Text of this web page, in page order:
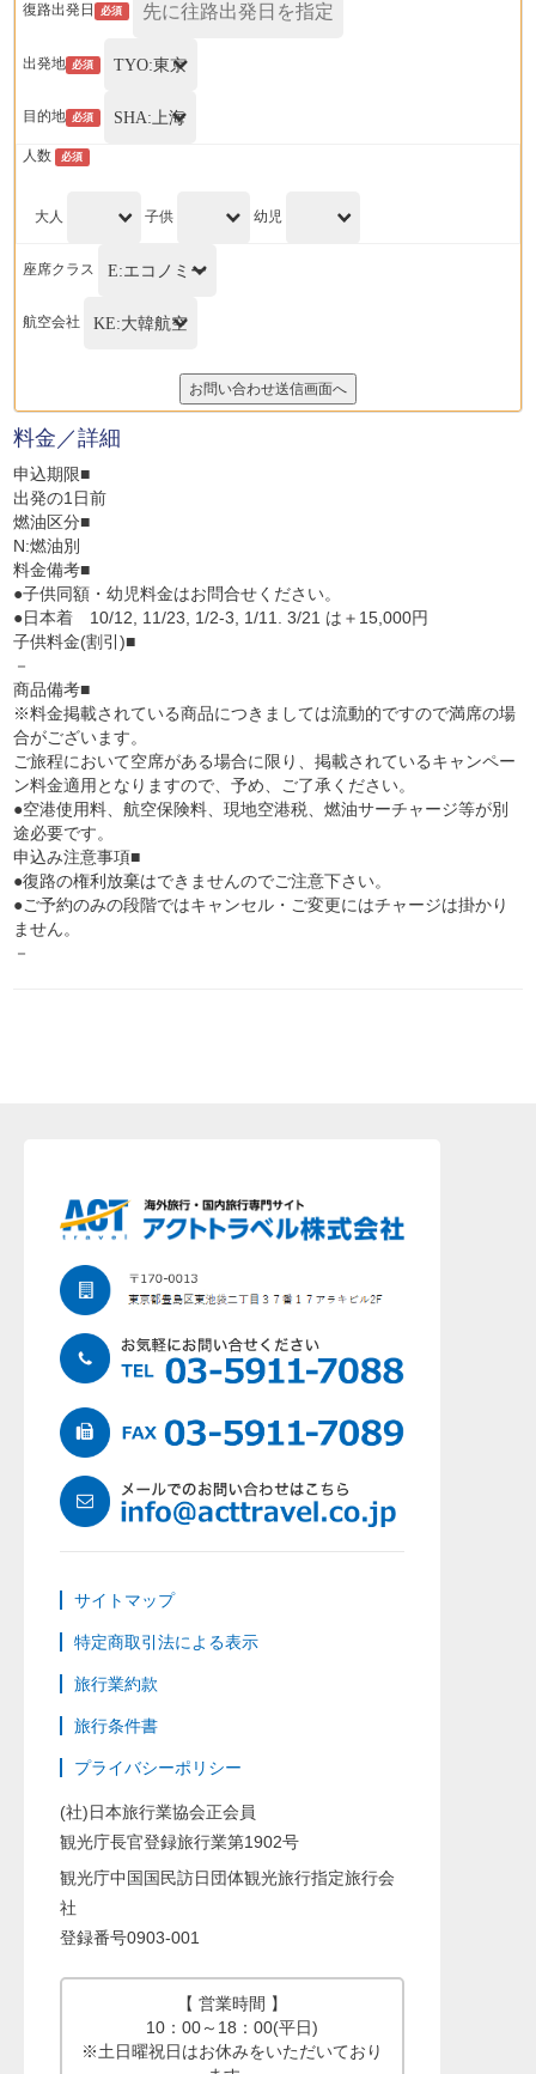
復路出発日 必須
出発地 必須
目的地 必須
人数 必須
大人 子供 幼児
座席クラス
航空会社
料金／詳細
申込期限■
出発の1日前
燃油区分■
N:燃油別
料金備考■
●子供同額・幼児料金はお問合せください。
●日本着 10/12, 11/23, 1/2-3, 1/11. 3/21 は＋15,000円
子供料金(割引)■
－
商品備考■
※料金掲載されている商品につきましては流動的ですので満席の場
合がございます。
ご旅程において空席がある場合に限り、掲載されているキャンペー
ン料金適用となりますので、予め、ご了承ください。
●空港使用料、航空保険料、現地空港税、燃油サーチャージ等が別
途必要です。
申込み注意事項■
●復路の権利放棄はできませんのでご注意下さい。
●ご予約のみの段階ではキャンセル・ご変更にはチャージは掛かり
ません。
－
サイトマップ
特定商取引法による表示
旅行業約款
旅行条件書
プライバシーポリシー
(社)日本旅行業協会正会員
観光庁長官登録旅行業第1902号
観光庁中国国民訪日団体観光旅行指定旅行会
社
登録番号0903-001
【 営業時間 】
10：00～18：00(平日)
※土日曜祝日はお休みをいただいており